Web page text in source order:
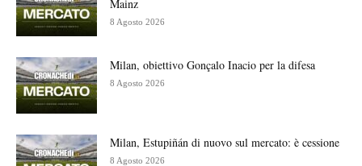
Mainz
8 Agosto 2026
Milan, obiettivo Gonçalo Inacio per la difesa
8 Agosto 2026
Milan, Estupiñán di nuovo sul mercato: è cessione
8 Agosto 2026